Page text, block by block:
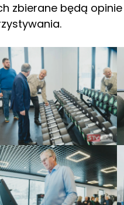
zbierane będą